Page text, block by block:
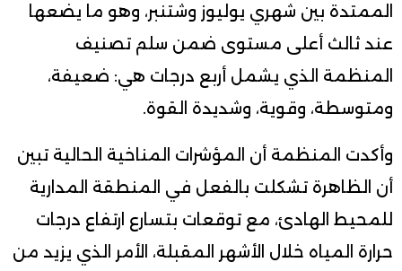
الممتدة بين شهري يوليوز وشتنبر، وهو ما يضعها
عند ثالث أعلى مستوى ضمن سلم تصنيف
المنظمة الذي يشمل أربع درجات هي: ضعيفة،
ومتوسطة، وقوية، وشديدة القوة.
وأكدت المنظمة أن المؤشرات المناخية الحالية تبين
أن الظاهرة تشكلت بالفعل في المنطقة المدارية
للمحيط الهادئ، مع توقعات بتسارع ارتفاع درجات
حرارة المياه خلال الأشهر المقبلة، الأمر الذي يزيد من